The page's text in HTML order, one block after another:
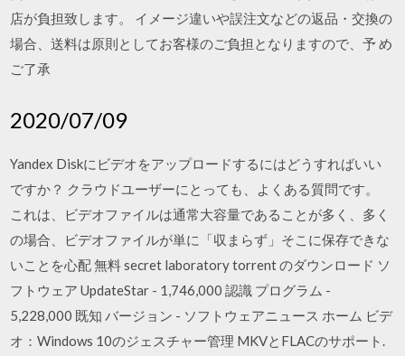
店が負担致します。 イメージ違いや誤注文などの返品・交換の
場合、送料は原則としてお客様のご負担となりますので、予 め
ご了承
2020/07/09
Yandex Diskにビデオをアップロードするにはどうすればいい
ですか？ クラウドユーザーにとっても、よくある質問です。
これは、ビデオファイルは通常大容量であることが多く、多く
の場合、ビデオファイルが単に「収まらず」そこに保存できな
いことを心配 無料 secret laboratory torrent のダウンロード ソ
フトウェア UpdateStar - 1,746,000 認識 プログラム -
5,228,000 既知 バージョン - ソフトウェアニュース ホーム ビデ
オ：Windows 10のジェスチャー管理 MKVとFLACのサポート.